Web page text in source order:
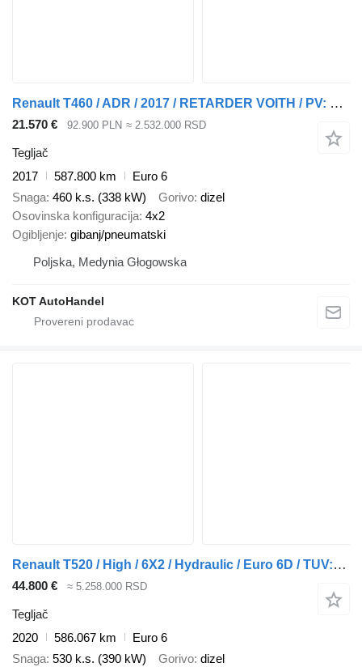
Renault T460 / ADR / 2017 / RETARDER VOITH / PV: 6,9T
21.570 € 92.900 PLN ≈ 2.532.000 RSD
Tegljač
2017
587.800 km
Euro 6
Snaga 460 k.s. (338 kW) Gorivo dizel
Osovinska konfiguracija 4x2
Ogibljenje gibanj/pneumatski
Poljska, Medynia Głogowska
KOT AutoHandel
Renault T520 / High / 6X2 / Hydraulic / Euro 6D / TUV:3-2026 / Belgium T
44.800 € ≈ 5.258.000 RSD
Tegljač
2020
586.067 km
Euro 6
Snaga 530 k.s. (390 kW) Gorivo dizel